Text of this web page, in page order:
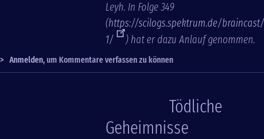
Leyh. In Folge 349
(https://scilogs.spektrum.de/
1/
) hat er dazu Anlauf genommen.
> Anmelden, um Kommentare verfassen zu können
Tödliche
Geheimnisse